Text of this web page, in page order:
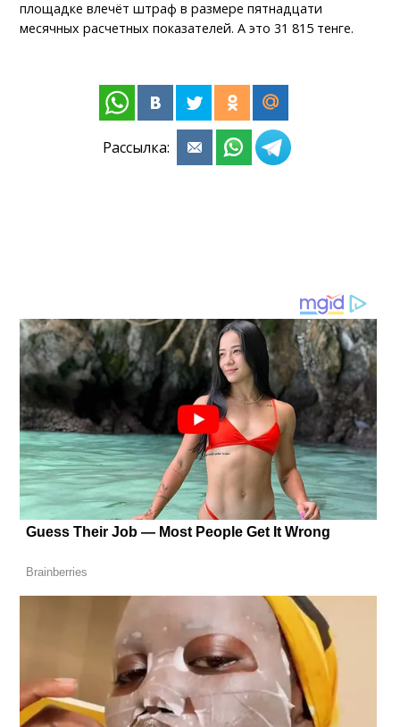
площадке влечёт штраф в размере пятнадцати
месячных расчетных показателей. А это 31 815 тенге.
Рассылка: